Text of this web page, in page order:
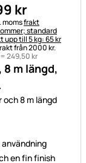
m längd,
och 8 m längd
en fin finish
kr
momsfrakt
standard
upp till 5 kg: 65 kr
från 2000 kr.
249,50kr